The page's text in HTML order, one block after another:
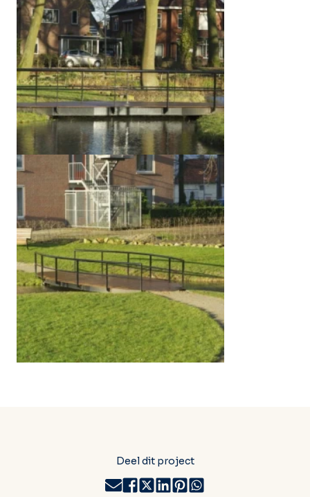
Deel dit project